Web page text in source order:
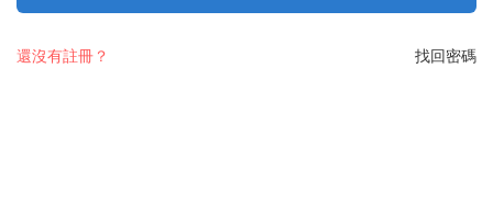
找回密碼
還沒有註冊？